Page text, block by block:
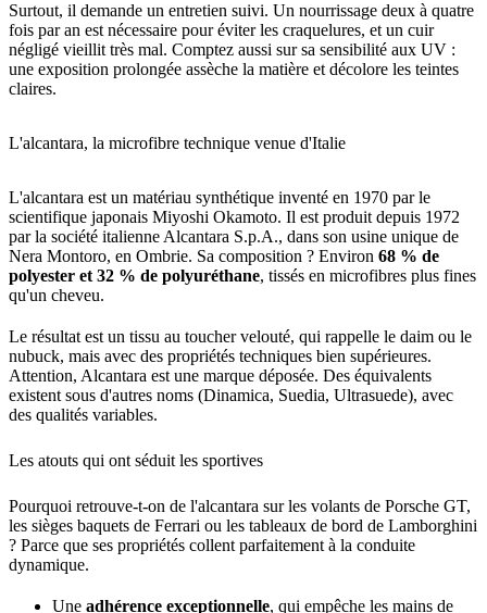
Surtout, il demande un entretien suivi. Un nourrissage deux à quatre
fois par an est nécessaire pour éviter les craquelures, et un cuir
négligé vieillit très mal. Comptez aussi sur sa sensibilité aux UV :
une exposition prolongée assèche la matière et décolore les teintes
claires.
L'alcantara, la microfibre technique venue d'Italie
L'alcantara est un matériau synthétique inventé en 1970 par le
scientifique japonais Miyoshi Okamoto. Il est produit depuis 1972
par la société italienne Alcantara S.p.A., dans son usine unique de
Nera Montoro, en Ombrie. Sa composition ? Environ 68 % de
polyester et 32 % de polyuréthane, tissés en microfibres plus fines
qu'un cheveu.
Le résultat est un tissu au toucher velouté, qui rappelle le daim ou le
nubuck, mais avec des propriétés techniques bien supérieures.
Attention, Alcantara est une marque déposée. Des équivalents
existent sous d'autres noms (Dinamica, Suedia, Ultrasuede), avec
des qualités variables.
Les atouts qui ont séduit les sportives
Pourquoi retrouve-t-on de l'alcantara sur les volants de Porsche GT,
les sièges baquets de Ferrari ou les tableaux de bord de Lamborghini
? Parce que ses propriétés collent parfaitement à la conduite
dynamique.
Une adhérence exceptionnelle, qui empêche les mains de